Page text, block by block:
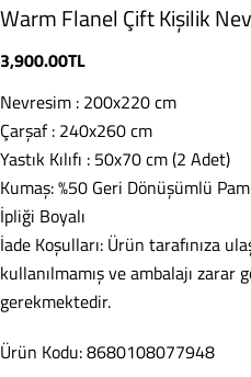
Warm Flanel Çift Kişilik
Normal
3,900.00TL
Nevresim : 200x220 cm
Çarşaf : 240x260 cm
Yastık Kılıfı : 50x70 cm (2 Adet)
Kumaş: %50 Geri Dönüşümlü
İpliği Boyalı
İade Koşulları: Ürün tarafınıza
kullanılmamış ve ambalajı zarar
gerekmektedir.
Ürün Kodu: 8680108077948
Adınız
posta
adresiniz